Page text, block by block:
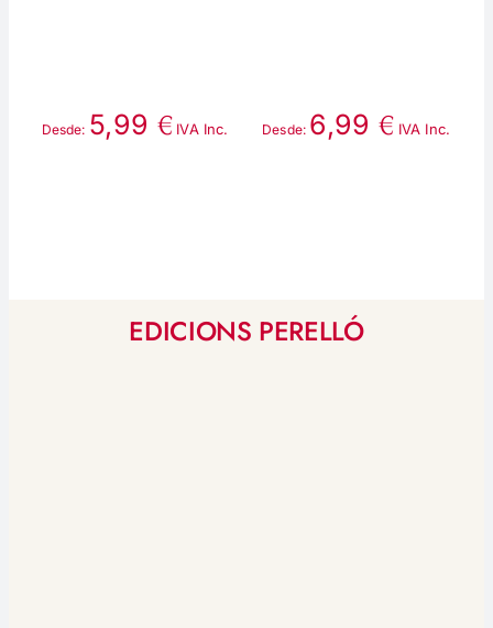
Desde: 5,99 € IVA Inc. Desde: 6,99€ IVA Inc.
EDICIONS PERELLÓ